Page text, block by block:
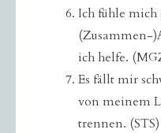
Ich fühle mich
(Zusammen-
ich helfe.
Es fällt mir
von meinem
trennen. (STS)